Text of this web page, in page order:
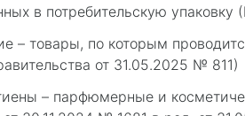
в потребительскую
– товары, по которым
от 31.05.2025 № 811)
– парфюмерные и